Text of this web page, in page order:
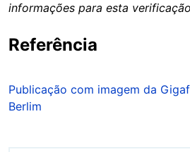
informações para esta
Referência
Publicação com imagem da
Berlim